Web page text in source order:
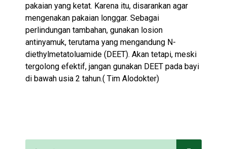
pakaian yang ketat. Karena itu, disarankan agar
mengenakan pakaian longgar. Sebagai
perlindungan tambahan, gunakan losion
antinyamuk, terutama yang mengandung N-
diethylmetatoluamide (DEET). Akan tetapi, meski
tergolong efektif, jangan gunakan DEET pada bayi
di bawah usia 2 tahun.( Tim Alodokter)